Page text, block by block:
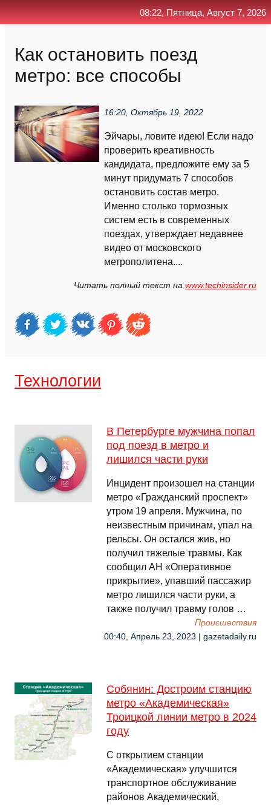
Как остановить поезд
метро: все способы
16:20, Октябрь 19, 2022
Эйчары, ловите идею! Если надо
проверить креативность
кандидата, предложите ему за 5
минут придумать 7 способов
остановить состав метро.
Именно столько тормозных
систем есть в современных
поездах, утверждает недавнее
видео от московского
метрополитена....
Читать полный текст на www.techinsider.ru
Технологии
В Петербурге мужчина попал
под поезд в метро и
лишился части руки
Инцидент произошел на станции
метро «Гражданский проспект»
утром 19 апреля. Мужчина, по
неизвестным причинам, упал на
рельсы. Он остался жив, но
получил тяжелые травмы. Как
сообщил АН «Оперативное
прикрытие», упавший пассажир
метро лишился части руки, а
также получил травму голов …
Происшествия
00:40, Апрель 23, 2023 | gazetadaily.ru
Собянин: Достроим станцию
метро «Академическая»
Троицкой линии метро в 2024
году
С открытием станции
«Академическая» улучшится
транспортное обслуживание
районов Академический,
08:22, Пятница, Август 7, 2026